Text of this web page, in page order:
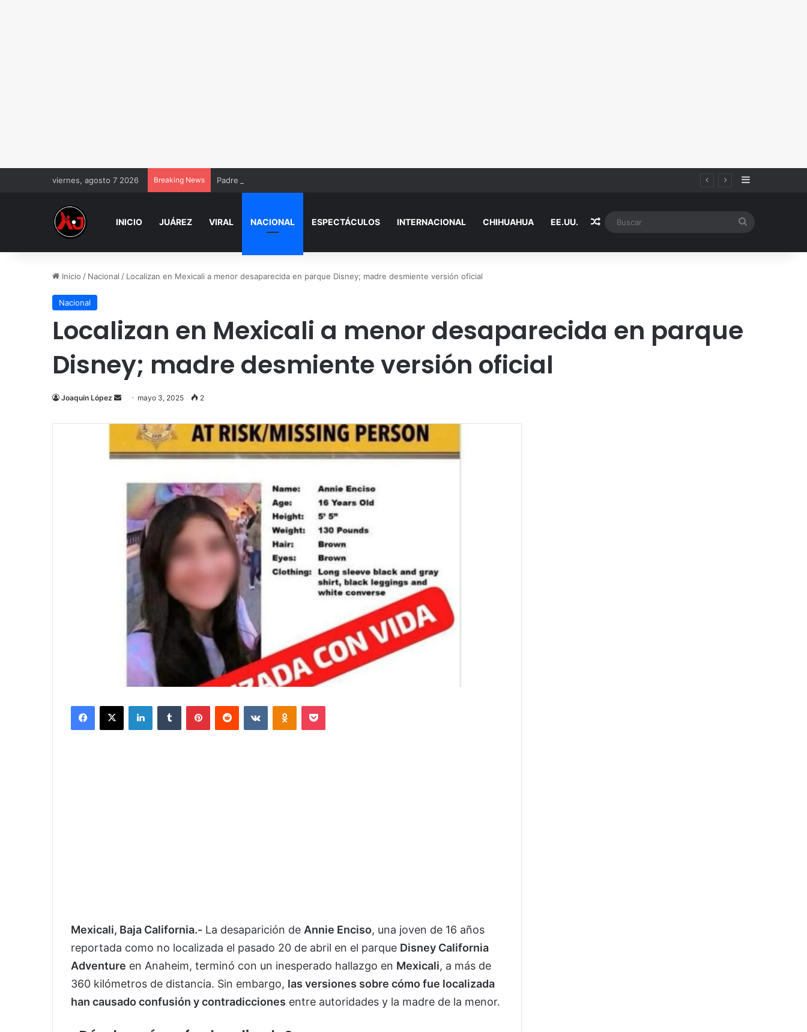
viernes, agosto 7 2026 Breaking News Padre de Dafne, joven víctima de f3min1cid1o en academia militarizada, enfrentará juicio acusado de haberla v10lad0 Sidebar
INICIO JUÁREZ VIRAL NACIONAL ESPECTÁCULOS INTERNACIONAL CHIHUAHUA EE.UU. Random Article
Inicio / Nacional / Localizan en Mexicali a menor desaparecida en parque Disney; madre desmiente versión oficial
Nacional
Localizan en Mexicali a menor desaparecida en parque
Disney; madre desmiente versión oficial
Joaquín López
Send
email
mayo 3, 2025 2
Facebook
X LinkedInTumblr PinterestReddit VKontakteOdnoklassniki
Pocket
Mexicali, Baja California.- La desaparición de Annie Enciso, una joven de 16 años
reportada como no localizada el pasado 20 de abril en el parque Disney California
Adventure en Anaheim, terminó con un inesperado hallazgo en Mexicali, a más de
360 kilómetros de distancia. Sin embargo, las versiones sobre cómo fue localizada
han causado confusión y contradicciones entre autoridades y la madre de la menor.